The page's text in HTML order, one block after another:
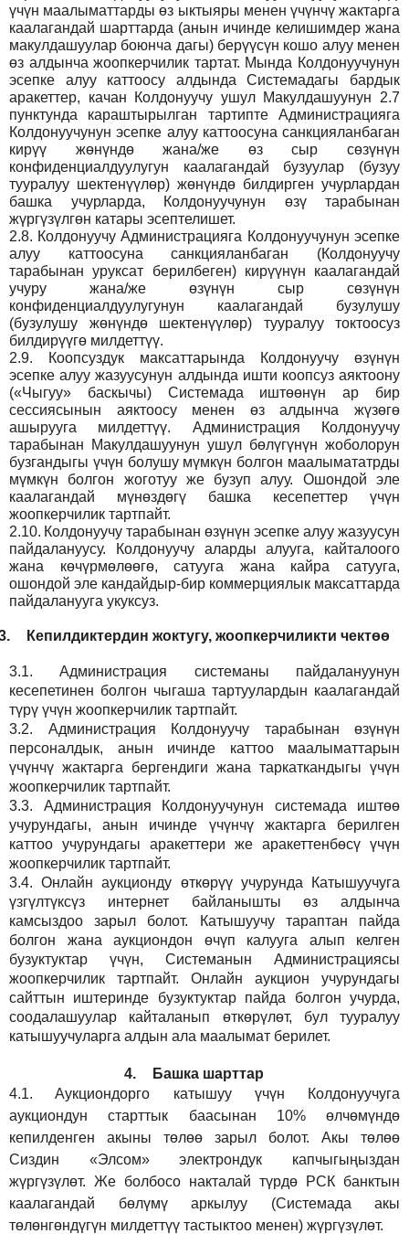
үчүн маалыматтарды өз ыктыяры менен үчүнчү жактарга
каалагандай шарттарда (анын ичинде келишимдер жана
макулдашуулар боюнча дагы) берүүсүн кошо алуу менен
өз алдынча жоопкерчилик тартат. Мында Колдонуучунун
эсепке алуу каттоосу алдында Системадагы бардык
аракеттер, качан Колдонуучу ушул Макулдашуунун 2.7
пунктунда караштырылган тартипте Администрацияга
Колдонуучунун эсепке алуу каттоосуна санкцияланбаган
кирүү жөнүндө жана/же өз сыр сөзүнүн
конфиденциалдуулугун каалагандай бузуулар (бузуу
тууралуу шектенүүлөр) жөнүндө билдирген учурлардан
башка учурларда, Колдонуучунун өзү тарабынан
жүргүзүлгөн катары эсептелишет.
2.8. Колдонуучу Администрацияга Колдонуучунун эсепке
алуу каттоосуна санкцияланбаган (Колдонуучу
тарабынан уруксат берилбеген) кирүүнүн каалагандай
учуру жана/же өзүнүн сыр сөзүнүн
конфиденциалдуулугунун каалагандай бузулушу
(бузулушу жөнүндө шектенүүлөр) тууралуу токтоосуз
билдирүүгө милдеттүү.
2.9.
Коопсуздук максаттарында Колдонуучу өзүнүн
эсепке алуу жазуусунун алдында ишти коопсуз аяктоону
(«Чыгуу» баскычы) Системада иштөөнүн ар бир
сессиясынын аяктоосу менен өз алдынча жүзөгө
ашырууга милдеттүү. Администрация Колдонуучу
тарабынан Макулдашуунун ушул бөлүгүнүн жоболорун
бузгандыгы үчүн болушу мүмкүн болгон маалымататрды
мүмкүн болгон жоготуу же бузуп алуу. Ошондой эле
каалагандай мүнөздөгү башка кесепеттер үчүн
жоопкерчилик тартпайт.
2.10. Колдонуучу тарабынан өзүнүн эсепке алуу жазуусун
пайдалануусу. Колдонуучу аларды алууга, кайталоого
жана көчүрмөлөөгө, сатууга жана кайра сатууга,
ошондой эле кандайдыр-бир коммерциялык максаттарда
пайдаланууга укуксуз.
Кепилдиктердин жоктугу, жоопкерчиликти чектөө
3.1.Администрация системаны пайдалануунун
кесепетинен болгон чыгаша тартуулардын каалагандай
түрү үчүн жоопкерчилик тартпайт.
3.2. Администрация
Колдонуучу тарабынан өзүнүн
персоналдык, анын ичинде каттоо маалыматтарын
үчүнчү жактарга бергендиги жана таркаткандыгы үчүн
жоопкерчилик тартпайт.
3.3. Администрация Колдонуучунун системада иштөө
учурундагы, анын ичинде үчүнчү жактарга берилген
каттоо учурундагы аракеттери же аракеттенбөсү үчүн
жоопкерчилик тартпайт.
3.4.Онлайн аукционду өткөрүү учурунда Катышуучуга
үзгүлтүксүз интернет байланышты өз алдынча
камсыздоозарыл болот.
Катышуучу тараптан пайда
болгон жана аукциондон өчүп калууга алып келген
бузуктуктар үчүн, Системанын Администрациясы
жоопкерчилик тартпайт. Онлайн аукцион учурундагы
сайттын иштеринде бузуктуктар пайда болгон учурда,
соодалашуулар кайталанып өткөрүлөт, бул тууралуу
катышуучуларга алдын ала маалымат берилет.
4.
Башка шарттар
4.1.
Аукциондорго катышуу үчүн Колдонуучуга
аукциондун старттык баасынан 10% өлчөмүндө
кепилденген акыны төлөө зарыл болот. Акы төлөө
Сиздин «Элсом»электрондук капчыгыңыздан
жүргүзүлөт. Же болбосо накталай түрдө РСК банктын
каалагандай бөлүмү аркылуу (Системада акы
төлөнгөндүгүн милдеттүү тастыктоо менен) жүргүзүлөт.